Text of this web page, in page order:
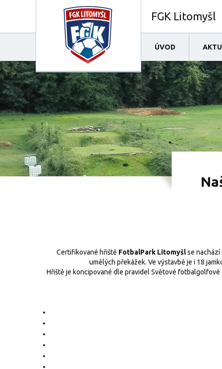
FGK Litomyšl
ÚVOD
Certifikované hřiště FotbalPark Litomyšlse nachází
umělých překážek. Ve výstavbě je i 18
Hřiště je koncipované dle pravidel Světové fotbalgolfové